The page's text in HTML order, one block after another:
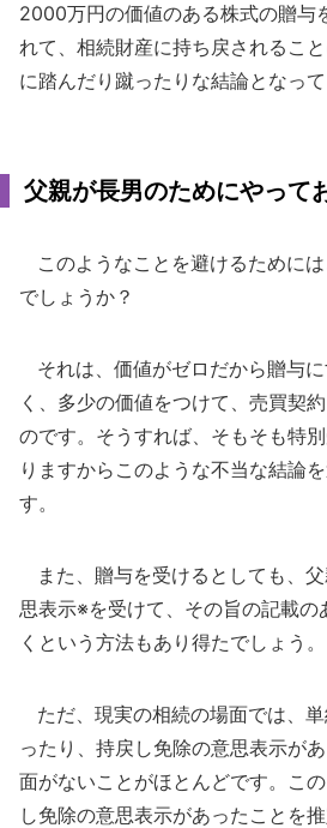
2000万円の価値のある株式の贈与
れて、相続財産に持ち戻されるこ
に踏んだり蹴ったりな結論となって
父親が長男のためにやって
このようなことを避けるために
でしょうか？
それは、価値がゼロだから贈与
く、多少の価値をつけて、売買契
のです。そうすれば、そもそも特
りますからこのような不当な結論
す。
また、贈与を受けるとしても、
思表示※を受けて、その旨の記載の
くという方法もあり得たでしょう。
ただ、現実の相続の場面では、
ったり、持戻し免除の意思表示が
面がないことがほとんどです。こ
し免除の意思表示があったことを